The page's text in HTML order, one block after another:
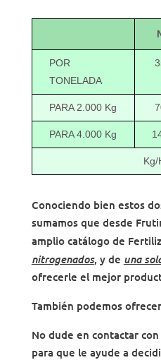
POR
TONELADA
PARA 2.000 Kg
PARA 4.000 Kg
Kg/
Conociendo bien estos
sumamos que desde
amplio catálogo de
nitrogenados, y de una
ofrecerle el mejor
También podemos
No dude en contactar
para que le ayude a